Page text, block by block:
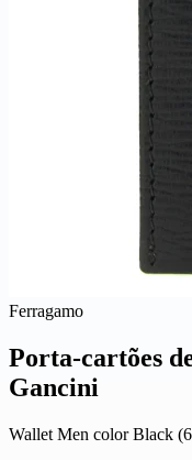
Ferragamo
Porta-cartões
Gancini
Wallet Men color Black